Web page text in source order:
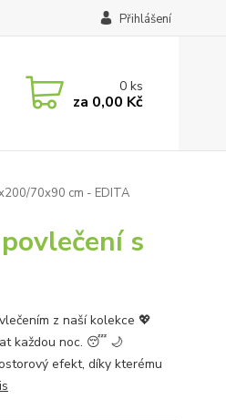
Přihlášení
0ks
za 0,00 Kč
70x90 cm - EDITA
s
z naší kolekce 💖
každou noc. 😴 🌙
efekt, díky kterému